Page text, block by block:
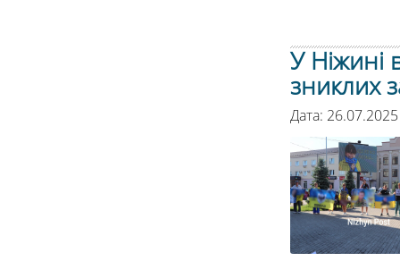
У Ніжині
зниклих
Дата: